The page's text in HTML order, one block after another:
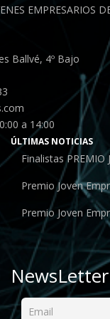
EMPRESARIOS
Ballvé, 4º Bajo
a 14:00
ÚLTIMAS NOTICIAS
Finalistas PREMIO
Premio Joven
Premio Joven
NewsLetter